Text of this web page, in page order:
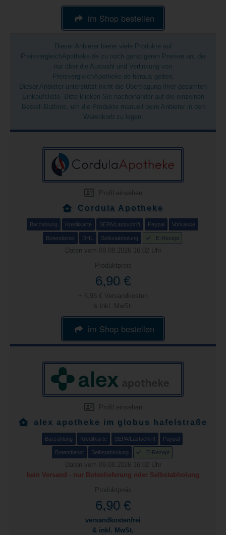
im Shop bestellen
Dieser Anbieter bietet viele Produkte auf
PreisvergleichApotheke.de zu noch günstigeren Preisen an, die
nur über die Auswahl und Verlinkung von
PreisvergleichApotheke.de heraus gelten.
Dieser Anbieter unterstützt nicht die Übertragung Ihrer gesamten
Einkaufsliste. Bitte klicken Sie nacheinander auf die einzelnen
Bestell-Buttons, um die Produkte manuell beim Anbieter in den
Warenkorb zu legen.
Profil einsehen
Cordula Apotheke
Barzahlung Kreditkarte SEPA/Lastschrift Paypal Vorkasse
Botendienst DHL Selbstabholung E-Rezept
Daten vom 09.08.2026 16:02 Uhr
Produktpreis
6,90 €
+ 6,95 € Versandkosten
& inkl. MwSt.
im Shop bestellen
Profil einsehen
alex apotheke im globus hafelstraße
Barzahlung Kreditkarte SEPA/Lastschrift Paypal
Botendienst Selbstabholung E-Rezept
Daten vom 09.08.2026 16:02 Uhr
kein Versand - nur Botenlieferung oder Selbstabholung
Produktpreis
6,90 €
versandkostenfrei
& inkl. MwSt.